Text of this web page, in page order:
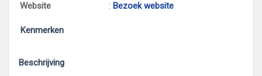
Website
: Bezoek website
Kenmerken
Beschrijving